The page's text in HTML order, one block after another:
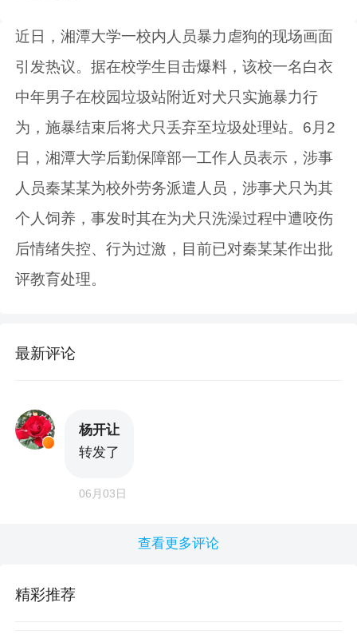
近日，湘潭大学一校内人员暴力虐狗的现场画面
引发热议。据在校学生目击爆料，该校一名白衣
中年男子在校园垃圾站附近对犬只实施暴力行
为，施暴结束后将犬只丢弃至垃圾处理站。6月2
日，湘潭大学后勤保障部一工作人员表示，涉事
人员秦某某为校外劳务派遣人员，涉事犬只为其
个人饲养，事发时其在为犬只洗澡过程中遭咬伤
后情绪失控、行为过激，目前已对秦某某作出批
评教育处理。
最新评论
杨开让
转发了
06月03日
查看更多评论
精彩推荐